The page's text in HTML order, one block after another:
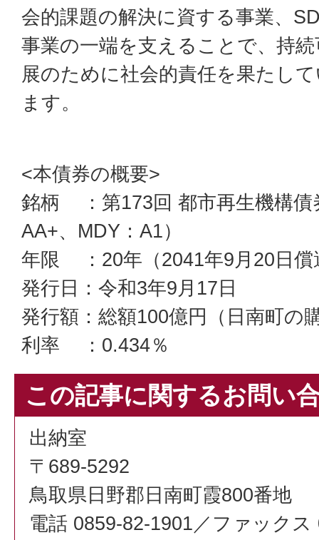
会的課題の解決に資する事業、
事業の一端を支えることで、持
展のために社会的責任を果たし
ます。
<本債券の概要>
銘柄 ：第173回 都市再生機構債
AA+、MDY：A1）
年限 ：20年（2041年9月20日償
発行日：令和3年9月17日
発行額：総額100億円（日南町の
利率 ：0.434％
この記事に関するお問い
出納室
〒689-5292
鳥取県日野郡日南町霞800番地
電話 0859-82-1901／ファックス